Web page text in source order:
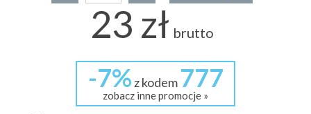
23 zł brutto
-7% z kodem 777
zobacz inne promocje »